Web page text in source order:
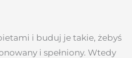
i buduj je takie, żebyś
i spełniony. Wtedy